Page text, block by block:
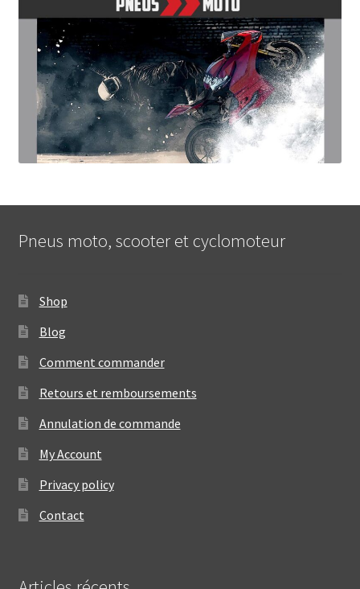
Pneus moto, scooter et cyclomoteur
Shop
Blog
Comment commander
Retours et remboursements
Annulation de commande
My Account
Privacy policy
Contact